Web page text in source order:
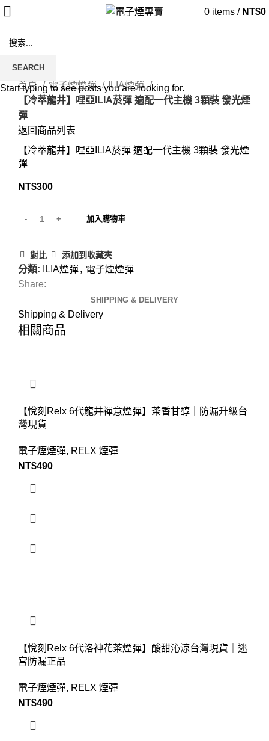
0 items / NT$0
Click to enlarge
首頁
電子煙煙彈
ILIA煙彈
【冷萃龍井】哩亞ILIA菸彈 適配一代主機 3顆裝 發光煙
彈
返回商品列表
【冷萃龍井】哩亞ILIA菸彈 適配一代主機 3顆裝 發光煙
彈
NT$300
加入購物車
對比 添加到收藏夾
分類: ILIA煙彈, 電子煙煙彈
Share:
SHIPPING & DELIVERY
Shipping & Delivery
相關商品
【悅刻Relx 6代龍井禪意煙彈】茶香甘醇｜防漏升級台
灣現貨
電子煙煙彈, RELX 煙彈
NT$490
【悅刻Relx 6代洛神花茶煙彈】酸甜沁涼台灣現貨｜迷
宮防漏正品
電子煙煙彈, RELX 煙彈
NT$490
SEARCH
Start typing to see posts you are looking for.